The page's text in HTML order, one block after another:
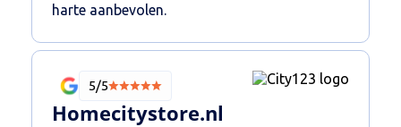
harte aanbevolen.
5/5
Homecitystore.nl